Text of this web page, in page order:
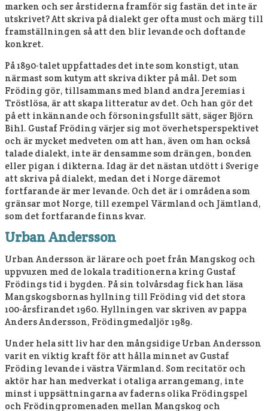
marken och ser årstiderna framför sig fastän det inte är
utskrivet? Att skriva på dialekt ger ofta must och märg till
framställningen så att den blir levande och doftande
konkret.
På 1890-talet uppfattades det inte som konstigt, utan
närmast som kutym att skriva dikter på mål. Det som
Fröding gör, tillsammans med bland andra Jeremias i
Tröstlösa, är att skapa litteratur av det. Och han gör det
på ett inkännande och försoningsfullt sätt, säger Björn
Bihl. Gustaf Fröding värjer sig mot överhetsperspektivet
och är mycket medveten om att han, även om han också
talade dialekt, inte är densamme som drängen, bonden
eller pigan i dikterna. Idag är det nästan utdött i Sverige
att skriva på dialekt, medan det i Norge däremot
fortfarande är mer levande. Och det är i områdena som
gränsar mot Norge, till exempel Värmland och Jämtland,
som det fortfarande finns kvar.
Urban Andersson
Urban Andersson är lärare och poet från Mangskog och
uppvuxen med de lokala traditionerna kring Gustaf
Frödings tid i bygden. På sin tolvårsdag fick han läsa
Mangskogsbornas hyllning till Fröding vid det stora
100-årsfirandet 1960. Hyllningen var skriven av pappa
Anders Andersson, Frödingmedaljör 1989.
Under hela sitt liv har den mångsidige Urban Andersson
varit en viktig kraft för att hålla minnet av Gustaf
Fröding levande i västra Värmland. Som recitatör och
aktör har han medverkat i otaliga arrangemang, inte
minst i uppsättningarna av faderns olika Frödingspel
och Frödingpromenaden mellan Mangskog och